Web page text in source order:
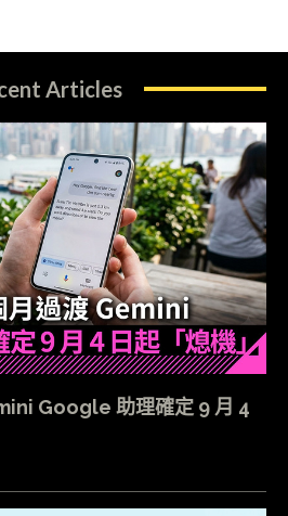
Articles
Google 助理確定 9 月 4